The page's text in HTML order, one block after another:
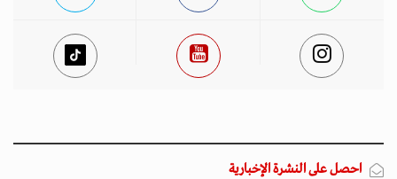
احصل على النشرة الإخبارية